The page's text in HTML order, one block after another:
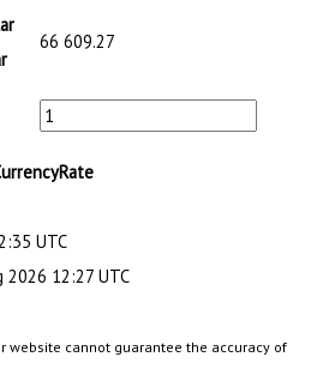
66 609.27
UTC
2026 12:27 UTC
website cannot guarantee the accuracy of